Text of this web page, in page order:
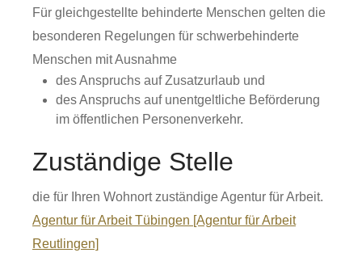
Für gleichgestellte behinderte Menschen gelten die
besonderen Regelungen für schwerbehinderte
Menschen mit Ausnahme
des Anspruchs auf Zusatzurlaub und
des Anspruchs auf unentgeltliche Beförderung
im öffentlichen Personenverkehr.
Zuständige Stelle
die für Ihren Wohnort zuständige Agentur für Arbeit.
Agentur für Arbeit Tübingen [Agentur für Arbeit
Reutlingen]